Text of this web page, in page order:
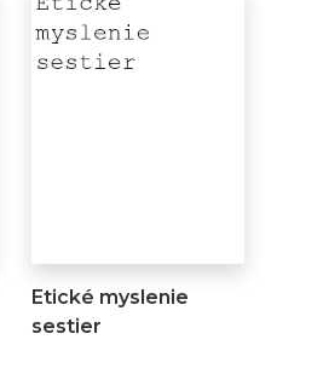
Etické myslenie
sestier